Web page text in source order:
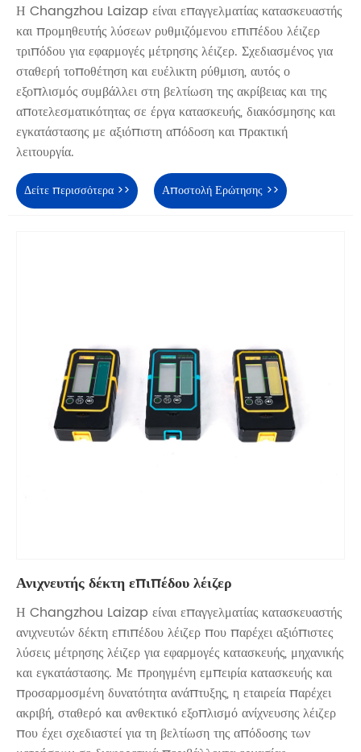
Η Changzhou Laizap είναι επαγγελματίας κατασκευαστής
και προμηθευτής λύσεων ρυθμιζόμενου επιπέδου λέιζερ
τριπόδου για εφαρμογές μέτρησης λέιζερ. Σχεδιασμένος για
σταθερή τοποθέτηση και ευέλικτη ρύθμιση, αυτός ο
εξοπλισμός συμβάλλει στη βελτίωση της ακρίβειας και της
αποτελεσματικότητας σε έργα κατασκευής, διακόσμησης και
εγκατάστασης με αξιόπιστη απόδοση και πρακτική
λειτουργία.
Δείτε περισσότερα >> Αποστολή Ερώτησης >>
Ανιχνευτής δέκτη επιπέδου λέιζερ
Η Changzhou Laizap είναι επαγγελματίας κατασκευαστής
ανιχνευτών δέκτη επιπέδου λέιζερ που παρέχει αξιόπιστες
λύσεις μέτρησης λέιζερ για εφαρμογές κατασκευής, μηχανικής
και εγκατάστασης. Με προηγμένη εμπειρία κατασκευής και
προσαρμοσμένη δυνατότητα ανάπτυξης, η εταιρεία παρέχει
ακριβή, σταθερό και ανθεκτικό εξοπλισμό ανίχνευσης λέιζερ
που έχει σχεδιαστεί για τη βελτίωση της απόδοσης των